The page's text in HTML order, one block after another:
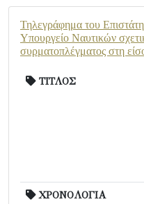
Τηλεγράφημα του
Υπουργείο Ναυτικών
συρματοπλέγματος στη
ΤΙΤΛΟΣ
ΧΡΟΝΟΛΟΓΙΑ